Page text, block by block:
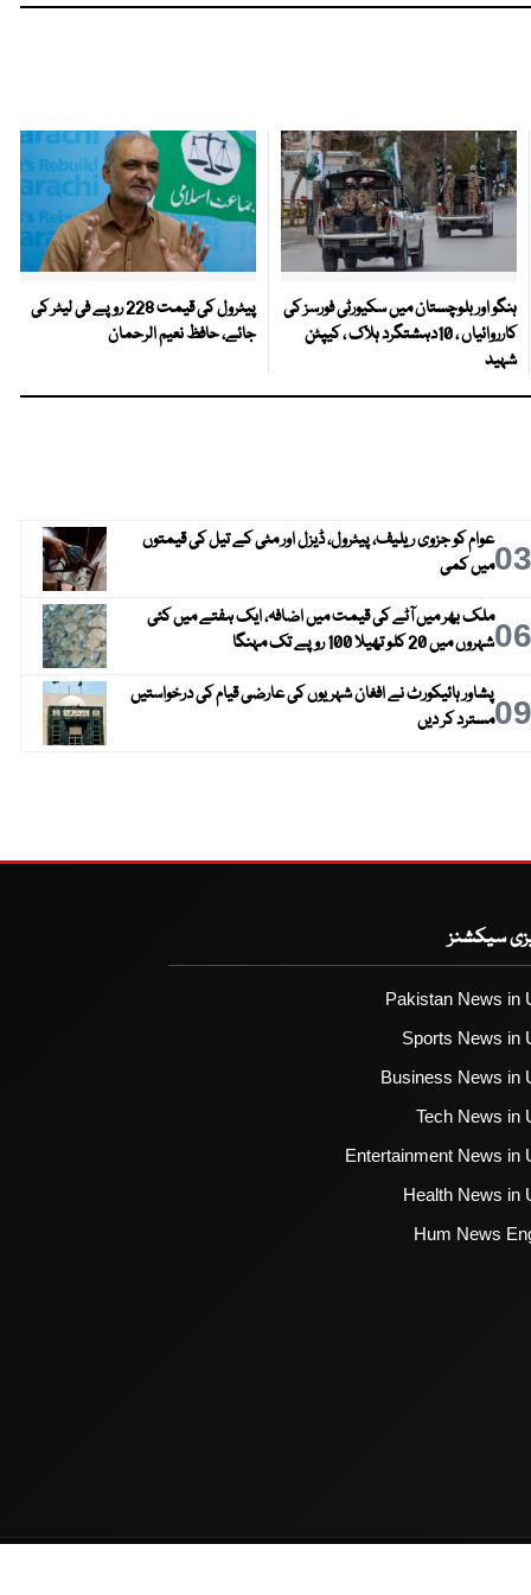
ہنگو اور بلوچستان میں سکیورٹی فورسز کی
کارروائیاں ، 10دہشتگرد ہلاک ، کیپٹن
شہید
پیٹرول کی قیمت 228 روپے فی لیٹر کی
جائے، حافظ نعیم الرحمان
03عوام کو جزوی ریلیف، پیٹرول، ڈیزل اور مٹی کے تیل کی قیمتوں
میں کمی
06ملک بھر میں آٹے کی قیمت میں اضافہ، ایک ہفتے میں کئی
شہروں میں 20 کلو تھیلا 100 روپے تک مہنگا
09پشاور ہائیکورٹ نے افغان شہریوں کی عارضی قیام کی درخواستیں
مسترد کر دیں
سیکشنز
Pakistan News in
Sports News in
Business News in
Tech News in
Entertainment News in
Health News in
Hum News